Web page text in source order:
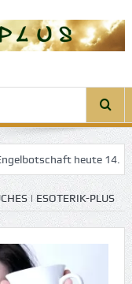
heute 14.
| ESOTERIK-PLUS